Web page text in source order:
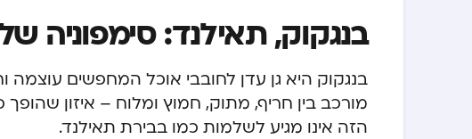
בנגקוק, תאילנד: סימפוניה
בנגקוק היא גן עדן לחובבי אוכל המחפשים עוצמה
מורכב בין חריף, מתוק, חמוץ ומלוח – איזון
הזה אינו מגיע לשלמות כמו בבירת תאילנד.